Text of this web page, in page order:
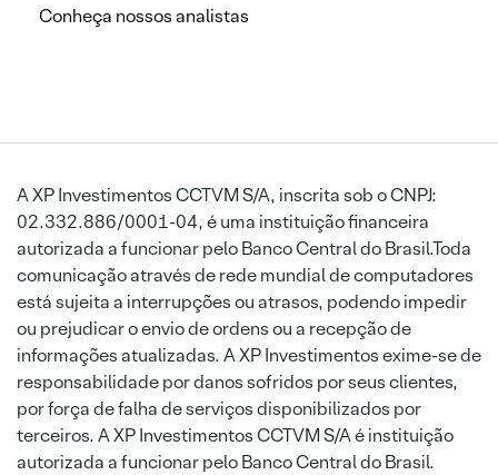
Conheça nossos analistas
A XP Investimentos CCTVM S/A, inscrita sob o CNPJ:
02.332.886/0001-04, é uma instituição financeira
autorizada a funcionar pelo Banco Central do Brasil.Toda
comunicação através de rede mundial de computadores
está sujeita a interrupções ou atrasos, podendo impedir
ou prejudicar o envio de ordens ou a recepção de
informações atualizadas. A XP Investimentos exime-se de
responsabilidade por danos sofridos por seus clientes,
por força de falha de serviços disponibilizados por
terceiros. A XP Investimentos CCTVM S/A é instituição
autorizada a funcionar pelo Banco Central do Brasil.